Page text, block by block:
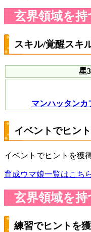
玄界領域を
スキル/覚醒スキ
星3
マンハッタンカ
イベントでヒン
イベントでヒントを獲
育成ウマ娘一覧はこち
玄界領域を
練習でヒントを